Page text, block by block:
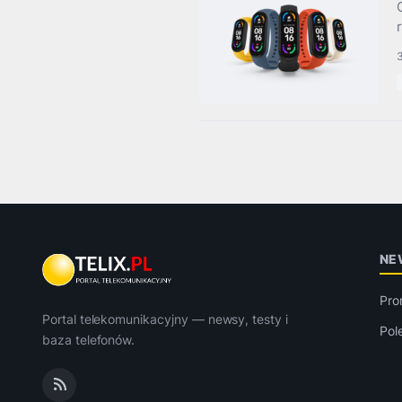
Portal telekomunikacyjny — newsy, testy i
baza telefonów.